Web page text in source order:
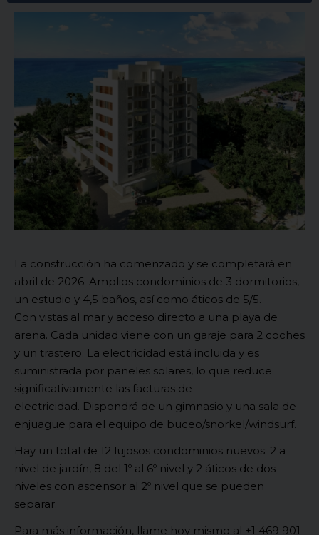
La construcción ha comenzado y se completará en
abril de 2026. Amplios condominios de 3 dormitorios,
un estudio y 4,5 baños, así como áticos de 5/5.
Con vistas al mar y acceso directo a una playa de
arena. Cada unidad viene con un garaje para 2 coches
y un trastero. La electricidad está incluida y es
suministrada por paneles solares, lo que reduce
significativamente las facturas de
electricidad. Dispondrá de un gimnasio y una sala de
enjuague para el equipo de buceo/snorkel/windsurf.
Hay un total de 12 lujosos condominios nuevos: 2 a
nivel de jardín, 8 del 1º al 6º nivel y 2 áticos de dos
niveles con ascensor al 2º nivel que se pueden
separar.
Para más información, llame hoy mismo al +1 469 901-